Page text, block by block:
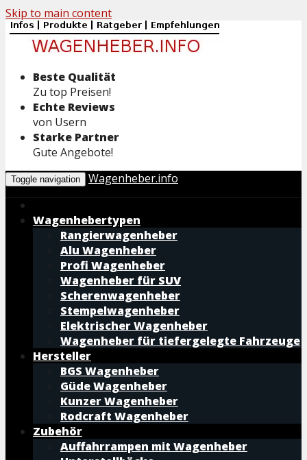
Skip to main content
Beste Qualität
Zu top Preisen!
Echte Reviews
von Usern
Starke Partner
Gute Angebote!
Toggle navigation Wagenheber.info
Wagenhebertypen
Rangierwagenheber
Alu Wagenheber
Profi Wagenheber
Wagenheber für SUV
Scherenwagenheber
Stempelwagenheber
Elektrischer Wagenheber
Wagenheber für tiefergelegte Fahrzeuge
Hersteller
BGS Wagenheber
Güde Wagenheber
Kunzer Wagenheber
Rodcraft Wagenheber
Zubehör
Auffahrrampen mit Wagenheber